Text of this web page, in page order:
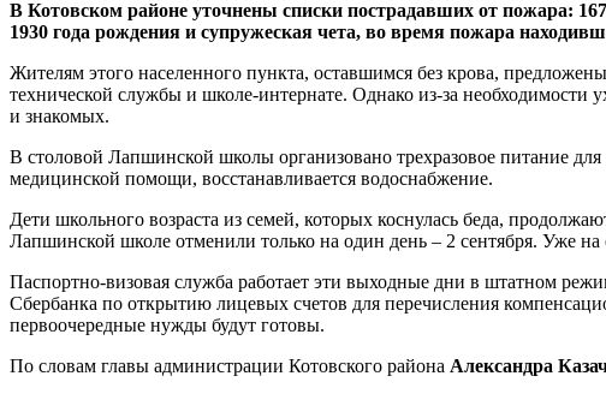
В Котовском районе уточнены списки пострадавших от пожара:
1930 года рождения и супружеская чета, во время пожара
Жителям этого населенного пункта, оставшимся без крова,
технической службы и школе-интернате. Однако из-за необходимости
и знакомых.
В столовой Лапшинской школы организовано трехразовое питание
медицинской помощи, восстанавливается водоснабжение.
Дети школьного возраста из семей, которых коснулась беда,
Лапшинской школе отменили только на один день – 2 сентября. Уже
Паспортно-визовая служба работает эти выходные дни в штатном
Сбербанка по открытию лицевых счетов для перечисления
первоочередные нужды будут готовы.
По словам главы администрации Котовского района Александра